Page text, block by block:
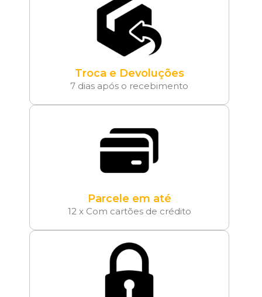
Troca e Devoluções
7 dias após o recebimento
Parcele em até
12 x Com cartões de crédito